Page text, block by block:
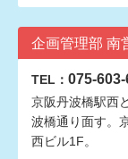
企画管理部 南
TEL： 075-
京阪丹波橋駅西
波橋通り面す。
西ビル1F。